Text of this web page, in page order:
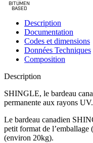
BITUMEN
BASED
Description
Documentation
Codes et dimensions
Données Techniques
Composition
Description
SHINGLE, le bardeau
permanente aux rayons UV.
Le bardeau canadien
petit format de
(environ 20kg).